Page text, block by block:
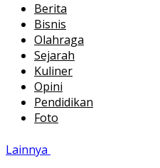
Berita
Bisnis
Olahraga
Sejarah
Kuliner
Opini
Pendidikan
Foto
Lainnya